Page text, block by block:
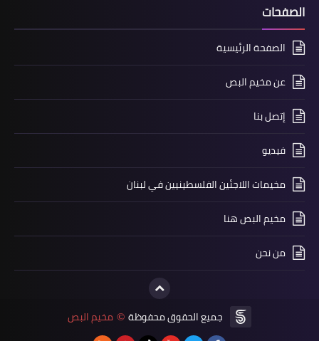
النضال تلبي دعوة حز*ب الله وتزور معالم
الم♡قا-ومة
تراجع التسامح الديني لدى الأوروبيين...
الصفحات
الصفحة الرئيسية
عن مخيم البص
إتصل بنا
فيديو
مخيمات اللاجئين الفلسطينيين في لبنان
مخيم البص هنا
من نحن
جميع الحقوق محفوظة © مخيم البص